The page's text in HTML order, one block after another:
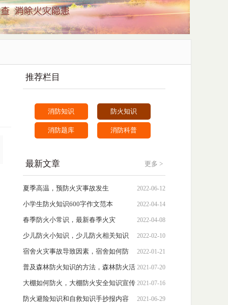
推荐栏目
消防知识 防火知识
消防题库 消防科普
最新文章 更多 >
2022-06-12
夏季高温，预防火灾事故发生
2022-04-14
小学生防火知识600字作文范本
2022-04-08
春季防火小常识，最新春季火灾
2022-02-10
少儿防火小知识，少儿防火相关知识
2022-01-21
宿舍火灾事故导致因素，宿舍如何防
火?
2021-07-20
普及森林防火知识的方法，森林防火活
动建议心得体会
2021-07-16
大棚如何防火，大棚防火安全知识宣传
2021-06-29
防火避险知识和自救知识手抄报内容